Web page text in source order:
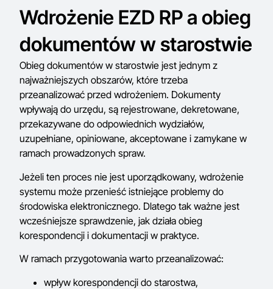
Wdrożenie EZD RP a obieg
dokumentów w starostwie
Obieg dokumentów w starostwie jest jednym z
najważniejszych obszarów, które trzeba
przeanalizować przed wdrożeniem. Dokumenty
wpływają do urzędu, są rejestrowane, dekretowane,
przekazywane do odpowiednich wydziałów,
uzupełniane, opiniowane, akceptowane i zamykane w
ramach prowadzonych spraw.
Jeżeli ten proces nie jest uporządkowany, wdrożenie
systemu może przenieść istniejące problemy do
środowiska elektronicznego. Dlatego tak ważne jest
wcześniejsze sprawdzenie, jak działa obieg
korespondencji i dokumentacji w praktyce.
W ramach przygotowania warto przeanalizować:
wpływ korespondencji do starostwa,